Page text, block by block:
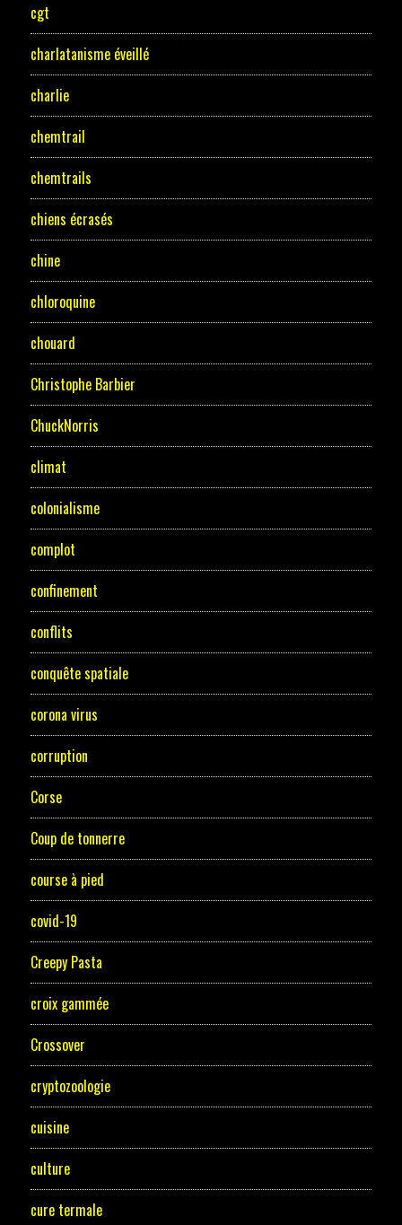
cgt
charlatanisme éveillé
charlie
chemtrail
chemtrails
chiens écrasés
chine
chloroquine
chouard
Christophe Barbier
ChuckNorris
climat
colonialisme
complot
confinement
conflits
conquête spatiale
corona virus
corruption
Corse
Coup de tonnerre
course à pied
covid-19
Creepy Pasta
croix gammée
Crossover
cryptozoologie
cuisine
culture
cure termale